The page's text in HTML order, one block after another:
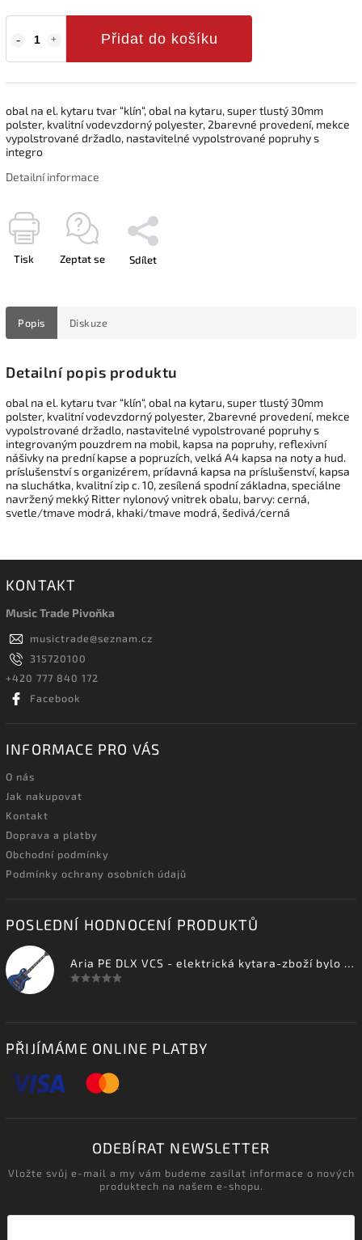
Přidat do košíku
obal na el. kytaru tvar “klín“, obal na kytaru, super tlustý 30mm
polster, kvalitní vodevzdorný polyester, 2barevné provedení, mekce
vypolstrované držadlo, nastavitelné vypolstrované popruhy s
integro
Detailní informace
Tisk Zeptat se Sdílet
Popis Diskuze
Detailní popis produktu
obal na el. kytaru tvar “klín“, obal na kytaru, super tlustý 30mm
polster, kvalitní vodevzdorný polyester, 2barevné provedení, mekce
vypolstrované držadlo, nastavitelné vypolstrované popruhy s
integrovaným pouzdrem na mobil, kapsa na popruhy, reflexivní
nášivky na prední kapse a popruzích, velká A4 kapsa na noty a hud.
príslušenství s organizérem, prídavná kapsa na príslušenství, kapsa
na sluchátka, kvalitní zip c. 10, zesílená spodní základna, speciálne
navržený mekký Ritter nylonový vnitrek obalu, barvy: cerná,
svetle/tmave modrá, khaki/tmave modrá, šedivá/cerná
KONTAKT
Music Trade Pivoňka
musictrade@seznam.cz
315720100
+420 777 840 172
Facebook
INFORMACE PRO VÁS
O nás
Jak nakupovat
Kontakt
Doprava a platby
Obchodní podmínky
Podmínky ochrany osobních údajů
POSLEDNÍ HODNOCENÍ PRODUKTŮ
Aria PE DLX VCS - elektrická kytara-zboží bylo vystaveno na prodejně
PŘIJÍMÁME ONLINE PLATBY
ODEBÍRAT NEWSLETTER
Vložte svůj e-mail a my vám budeme zasílat informace o nových
produktech na našem e-shopu.